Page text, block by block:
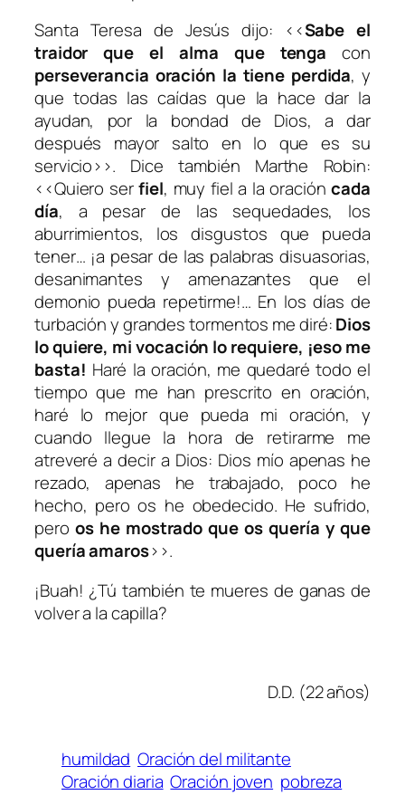
Santa Teresa de Jesús dijo: ‹‹Sabe el
traidor que
el alma que tenga con
perseverancia oración la tiene perdida, y
que todas las caídas que la hace dar la
ayudan, por la bondad de Dios, a dar
después mayor salto en lo que es su
servicio››. Dice también Marthe Robin:
‹‹Quiero serfiel, muy fiel a la oracióncada
día, a pesar de las sequedades, los
aburrimientos, los disgustos que pueda
tener… ¡a pesar de las palabras disuasorias,
desanimantes y amenazantes que el
demonio pueda repetirme!… En los días de
turbación y grandes tormentos me diré:Dios
lo quiere, mi vocación lo requiere, ¡eso me
basta! Haré la oración, me quedaré todo el
tiempo que me han prescrito en oración,
haré lo mejor que pueda mi oración, y
cuando llegue la hora de retirarme me
atreveré a decir a Dios: Dios mío apenas he
rezado, apenas he trabajado, poco he
hecho, pero os he obedecido. He sufrido,
pero os he mostrado que os quería y que
quería amaros››.
¡Buah! ¿Tú también te mueres de ganas de
volver a la capilla?
D.D. (22 años)
humildad Oración del militante
Oración diaria Oración joven pobreza